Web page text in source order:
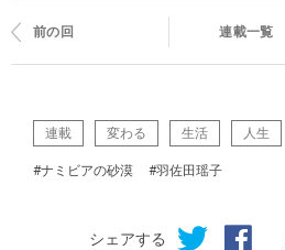
前の回 連載一覧
連載 変わる 生活 人生
#ナミビアの砂漠 #羽佐田瑶子
シェアする